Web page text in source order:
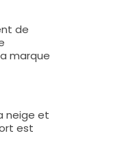
de
marque
neige et
est